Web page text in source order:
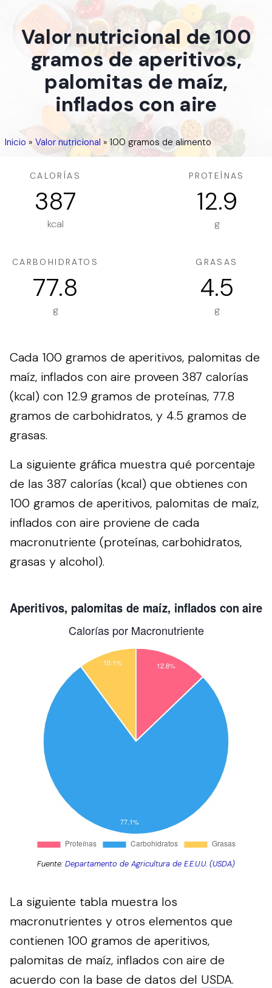
Valor nutricional de 100
gramos de aperitivos,
palomitas de maíz,
inflados con aire
Inicio » Valor nutricional »100 gramos de alimento
CALORÍAS
387
kcal
PROTEÍNAS
12.9
g
CARBOHIDRATOS
77.8
g
GRASAS
4.5
g
Cada 100 gramos de aperitivos, palomitas de
maíz, inflados con aire proveen 387 calorías
(kcal) con 12.9 gramos de proteínas, 77.8
gramos de carbohidratos, y 4.5 gramos de
grasas.
La siguiente gráfica muestra qué porcentaje
de las 387 calorías (kcal) que obtienes con
100 gramos de aperitivos, palomitas de maíz,
inflados con aire proviene de cada
macronutriente (proteínas, carbohidratos,
grasas y alcohol).
Fuente:Departamento de Agricultura de E.E.U.U. (USDA)
La siguiente tabla muestra los
macronutrientes y otros elementos que
contienen 100 gramos de aperitivos,
palomitas de maíz, inflados con aire de
acuerdo con la base de datos del USDA.